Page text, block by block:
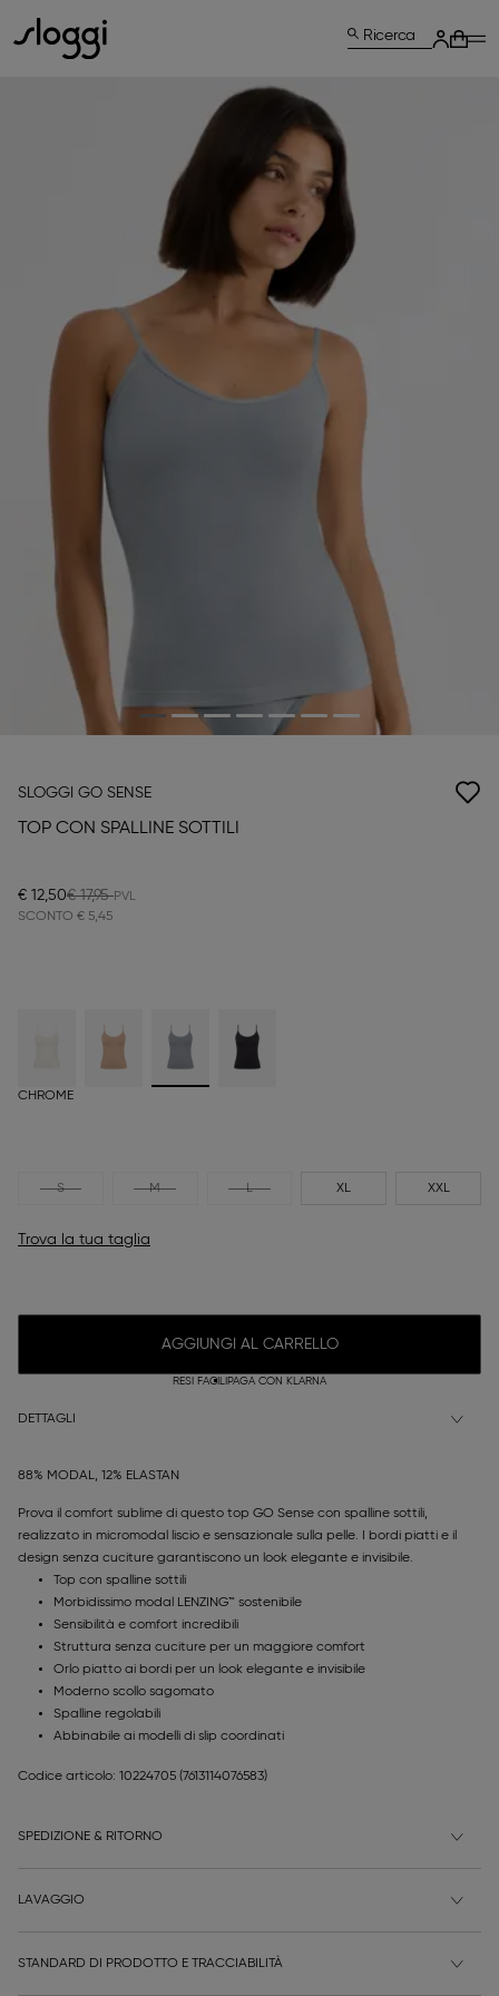
Ricerca
SLOGGI GO SENSE
TOP CON SPALLINE SOTTILI
€ 12,50€ 17,95
SCONTO € 5,45
CHROME
S M L XL XXL
Trova la tua taglia
AGGIUNGI AL CARRELLO
RESI FACILI PAGA CON KLARNA
DETTAGLI
88% MODAL, 12% ELASTAN
Prova il comfort sublime di questo top GO Sense con spalline sottili,
realizzato in micromodal liscio e sensazionale sulla pelle. I bordi piatti e il
design senza cuciture garantiscono un look elegante e invisibile.
Top con spalline sottili
Morbidissimo modal LENZING™ sostenibile
Sensibilità e comfort incredibili
Struttura senza cuciture per un maggiore comfort
Orlo piatto ai bordi per un look elegante e invisibile
Moderno scollo sagomato
Spalline regolabili
Abbinabile ai modelli di slip coordinati
Codice articolo: 10224705 (7613114076583)
SPEDIZIONE & RITORNO
LAVAGGIO
STANDARD DI PRODOTTO E TRACCIABILITÀ